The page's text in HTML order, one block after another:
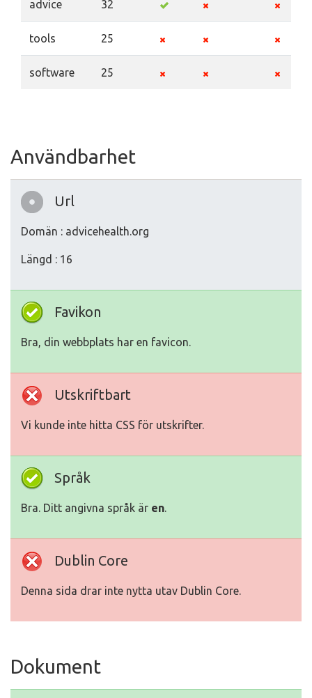
advice 32
tools 25
software 25
Användbarhet
Url
Domän : advicehealth.org
Längd : 16
Favikon
Bra, din webbplats har en favicon.
Utskriftbart
Vi kunde inte hitta CSS för utskrifter.
Språk
Bra. Ditt angivna språk är en.
Dublin Core
Denna sida drar inte nytta utav Dublin Core.
Dokument